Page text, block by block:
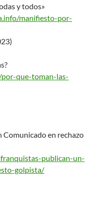
y todos»
manifiesto-por-
que-toman-las-
en rechazo
publican-un-
golpista/